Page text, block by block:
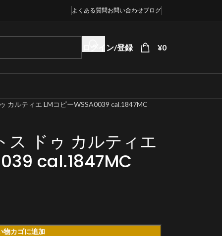
よくある質問お問い合わせブログ
ログイン/登録 ¥0
カルティエ LMコピーWSSA0039 cal.1847MC
ス ドゥ カルティエ
cal.1847MC
物カゴに追加